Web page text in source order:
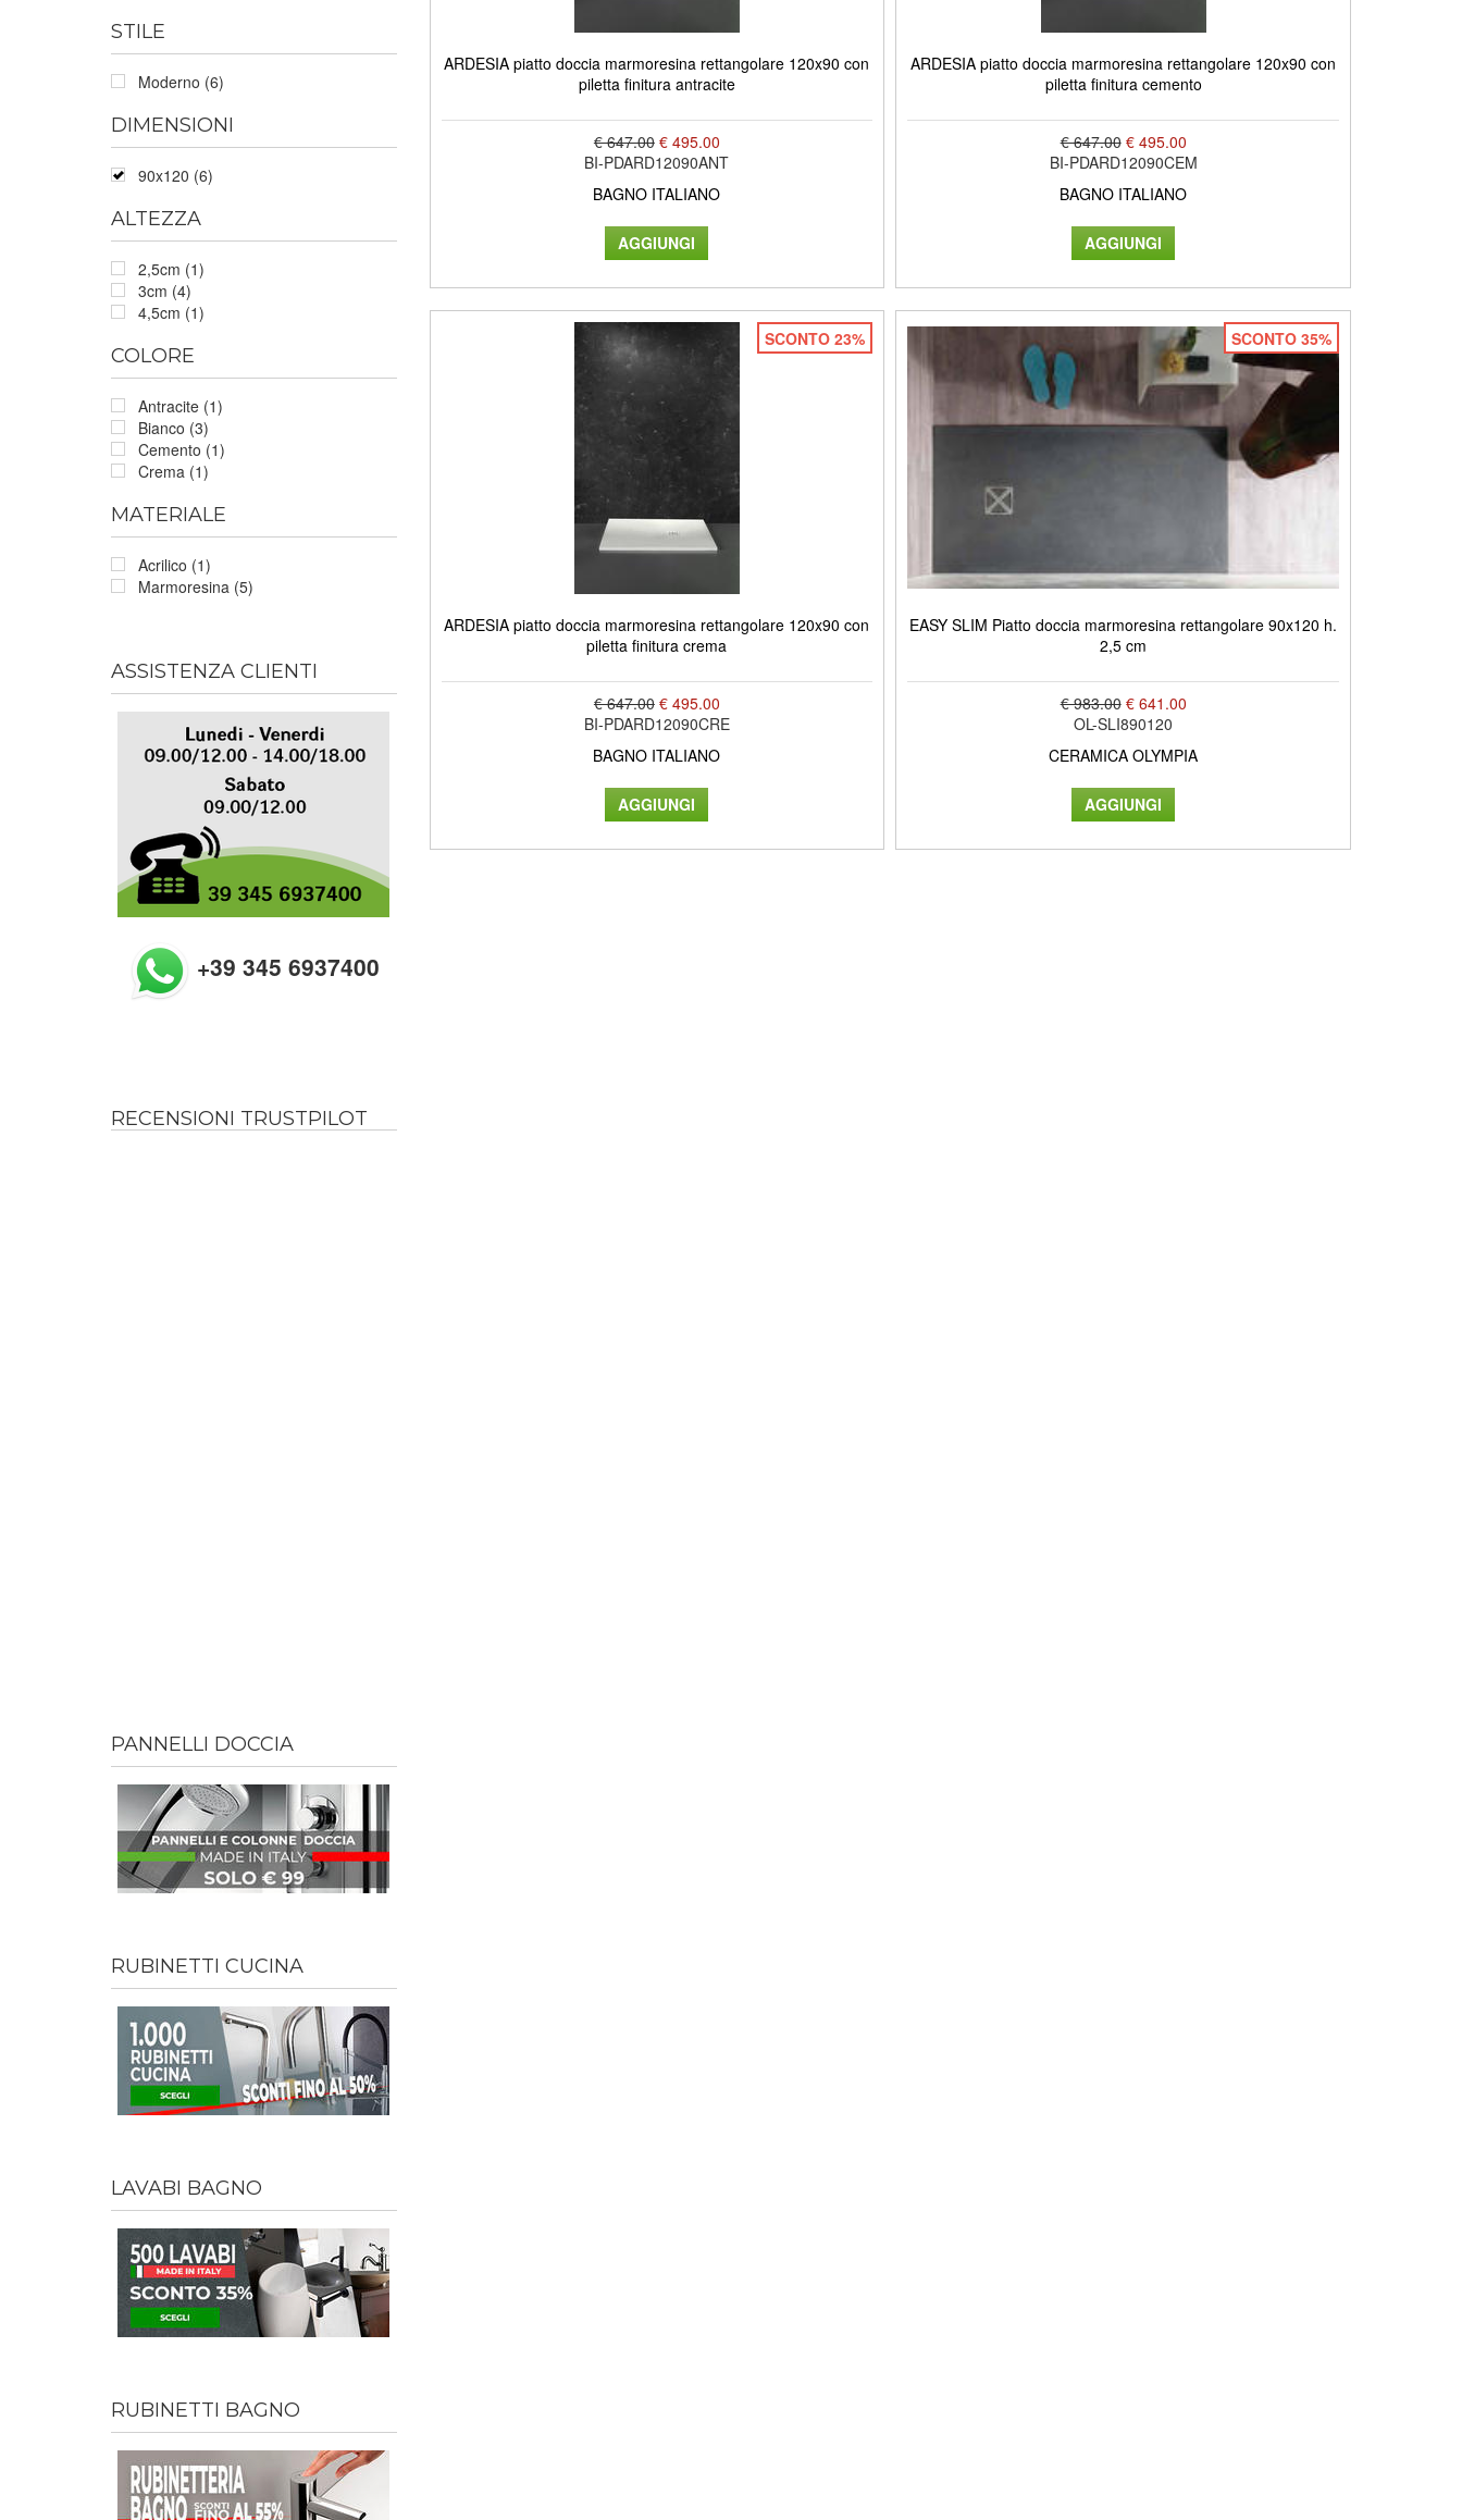
STILE
Moderno (6)
DIMENSIONI
90x120 (6)
ALTEZZA
2,5cm (1)
3cm (4)
4,5cm (1)
COLORE
Antracite (1)
Bianco (3)
Cemento (1)
Crema (1)
MATERIALE
Acrilico (1)
Marmoresina (5)
ASSISTENZA CLIENTI
+39 345 6937400
RECENSIONI TRUSTPILOT
PANNELLI DOCCIA
RUBINETTI CUCINA
LAVABI BAGNO
RUBINETTI BAGNO
ARDESIA piatto doccia marmoresina rettangolare 120x90 con
piletta finitura antracite
€ 647.00 € 495.00
BI-PDARD12090ANT
BAGNO ITALIANO
ARDESIA piatto doccia marmoresina rettangolare 120x90 con
piletta finitura cemento
€ 647.00 € 495.00
BI-PDARD12090CEM
BAGNO ITALIANO
SCONTO 23%
ARDESIA piatto doccia marmoresina rettangolare 120x90 con
piletta finitura crema
€ 647.00 € 495.00
BI-PDARD12090CRE
BAGNO ITALIANO
SCONTO 35%
EASY SLIM Piatto doccia marmoresina rettangolare 90x120 h.
2,5 cm
€ 983.00 € 641.00
OL-SLI890120
CERAMICA OLYMPIA